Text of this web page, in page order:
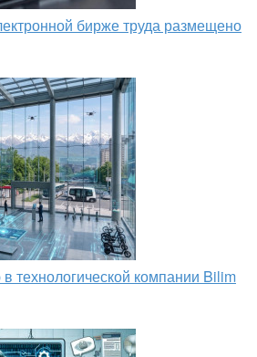
бирже труда размещено
технологической компании Bilim